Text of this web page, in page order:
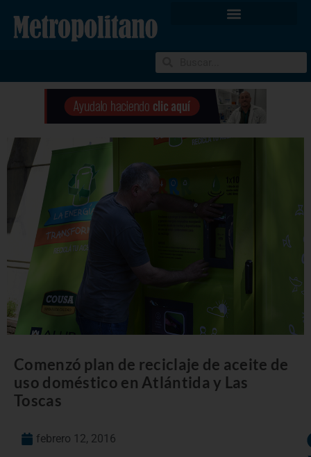
Comenzó plan de reciclaje de aceite de
uso doméstico en Atlántida y Las
Toscas
febrero 12, 2016